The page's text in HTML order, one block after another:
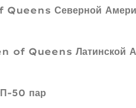
Северной
of Queens Латинской
50 пар